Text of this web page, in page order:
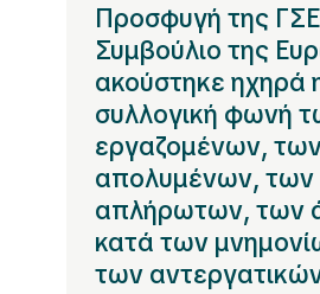
Προσφυγή της
Συμβούλιο της
ακούστηκε ηχηρά
συλλογική φωνή
εργαζομένων,
απολυμένων, των
απλήρωτων, των
κατά των
των